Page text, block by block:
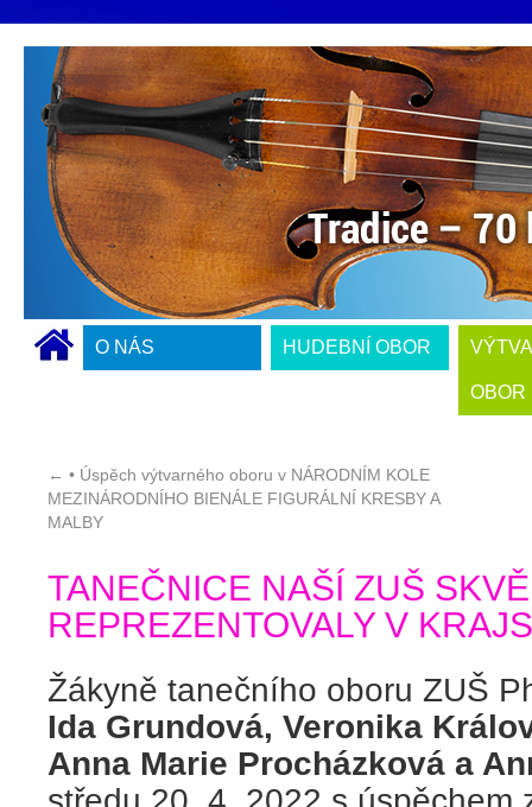
O NÁS HUDEBNÍ OBOR
OBOR
← • Úspěch výtvarného oboru v NÁRODNÍM KOLE
MEZINÁRODNÍHO BIENÁLE FIGURÁLNÍ KRESBY A
MALBY
TANEČNICE NAŠÍ ZUŠ
REPREZENTOVALY V
Žákyně tanečního oboru ZUŠ
Ida Grundová, Veronika
Anna Marie Procházková a